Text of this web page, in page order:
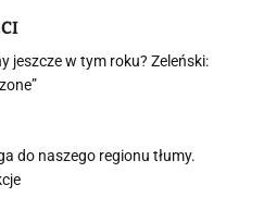
jeszcze w tym roku? Zeleński:
do naszego regionu tłumy.